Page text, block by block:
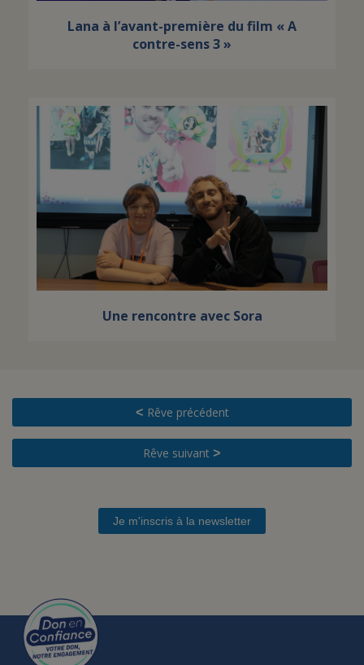
Lana à l’avant-première du film « A
contre-sens 3 »
Une rencontre avec Sora
< Rêve précédent
Rêve suivant >
Je m'inscris à la newsletter